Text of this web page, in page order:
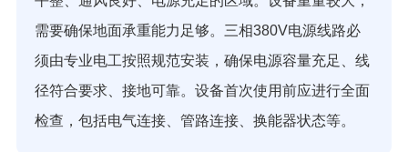
需要确保地面承重能力足够。三相380V电源线路必
须由专业电工按照规范安装，确保电源容量充足、线
径符合要求、接地可靠。设备首次使用前应进行全面
检查，包括电气连接、管路连接、换能器状态等。